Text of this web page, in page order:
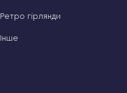
Ретро гірлянди
Інше